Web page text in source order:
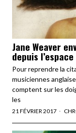
Jane Weaver
depuis l’espace
Pour reprendre la
musiciennes
comptent sur les
les
21 FÉVRIER 2017